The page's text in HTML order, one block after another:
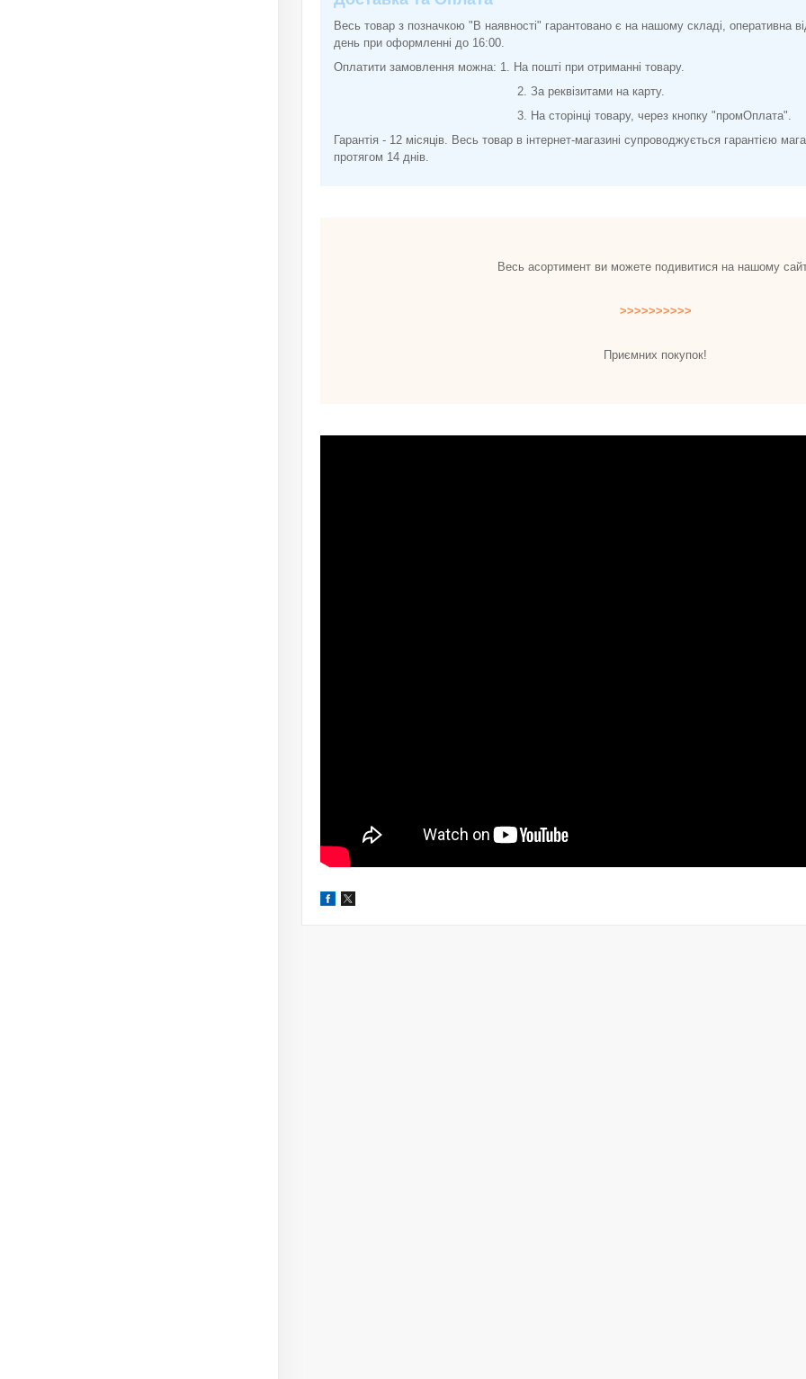
Весь товар з позначкою "В наявності" гарантовано є на нашому складі, оперативна
день при оформленні до 16:00.
Оплатити замовлення можна: 1. На пошті при отриманні товару.
2. За реквізитами на карту.
3. На сторінці товару, через кнопку "промОплата".
Гарантія - 12 місяців. Весь товар в інтернет-магазині супроводжується гарантією
протягом 14 днів.
Весь асортимент ви можете подивитися на нашому
>>>>>>>>>>
Приємних покупок!